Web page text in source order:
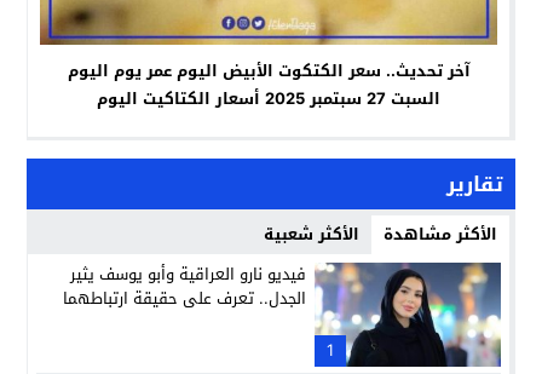
آخر تحديث.. سعر الكتكوت الأبيض اليوم عمر يوم اليوم
السبت 27 سبتمبر 2025 أسعار الكتاكيت اليوم
تقارير
الأكثر مشاهدة الأكثر شعبية
1
فيديو نارو العراقية وأبو يوسف يثير
الجدل.. تعرف على حقيقة ارتباطهما